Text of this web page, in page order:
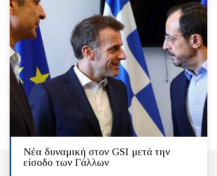
Νέα δυναμική στον GSI μετά την
είσοδο των Γάλλων